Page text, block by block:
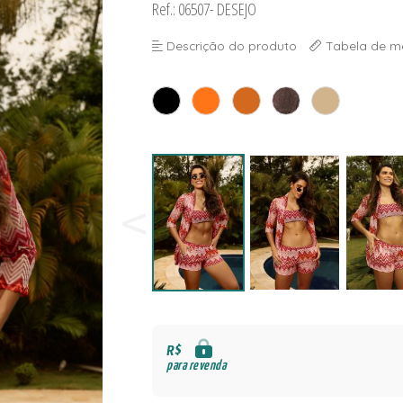
Ref.: 06507- DESEJO
Descrição do produto Tabela de
R$
para revenda